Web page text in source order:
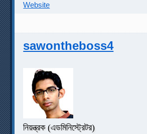
Website
sawontheboss4
নিয়ন্ত্রক (এডমিনিস্ট্রেটর)